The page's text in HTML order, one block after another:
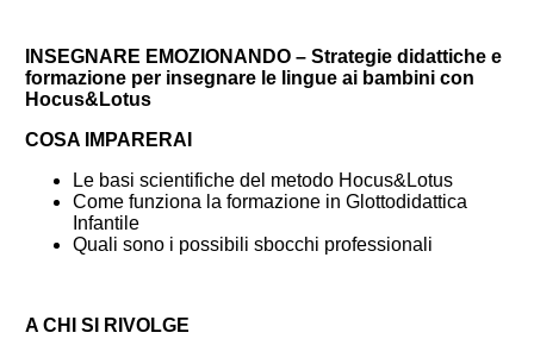
INSEGNARE EMOZIONANDO – Strategie didattiche e
formazione per insegnare le lingue ai bambini con
Hocus&Lotus
COSA IMPARERAI
Le basi scientifiche del metodo Hocus&Lotus
Come funziona la formazione in Glottodidattica
Infantile
Quali sono i possibili sbocchi professionali
A CHI SI RIVOLGE